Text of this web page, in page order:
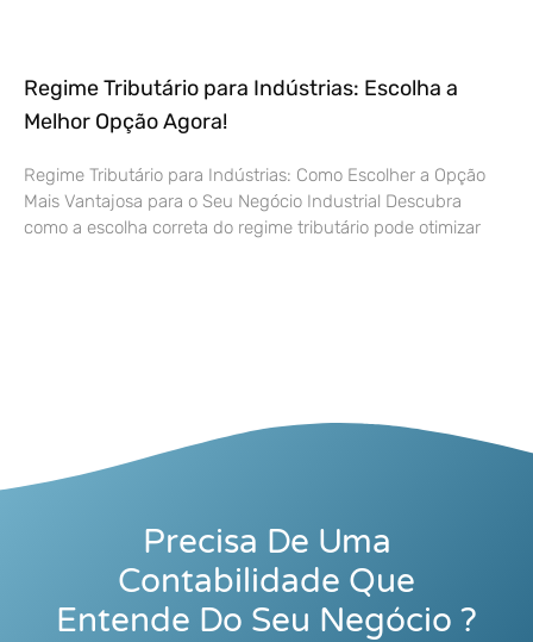
Regime Tributário para Indústrias: Escolha a
Melhor Opção Agora!
Regime Tributário para Indústrias: Como Escolher a Opção
Mais Vantajosa para o Seu Negócio Industrial Descubra
como a escolha correta do regime tributário pode otimizar
Precisa De Uma
Contabilidade Que
Entende Do Seu Negócio ?